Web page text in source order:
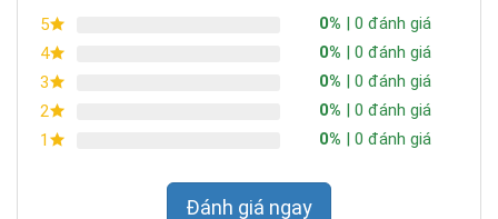
* Thông số kỹ thuật tấm
PIN NĂNG LƯỢNG MẶT TRỜI
PIN NĂNG LƯỢNG MẶT TRỜI MONO 140 W
Công suất tấm pin NL
140 W
Voc
22.11 V
Isc
8.11A
5 0% | 0 đánh giá
4
0% | 0 đánh giá
3
0% | 0 đánh giá
2
0% | 0 đánh giá
1
0% | 0 đánh giá
Đánh giá ngay